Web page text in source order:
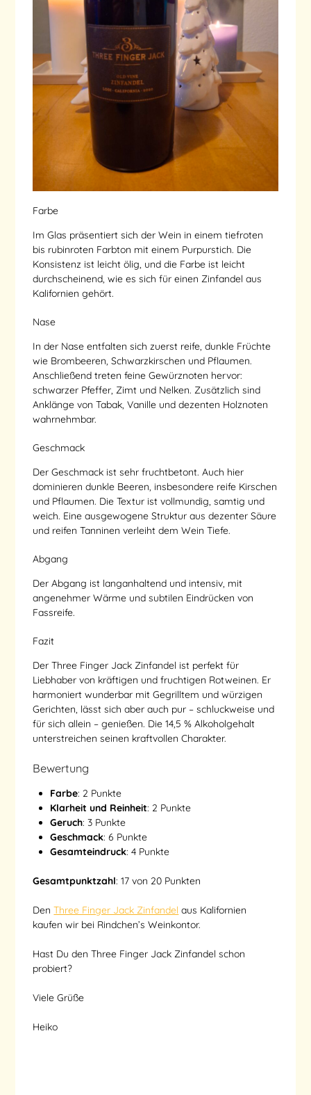
Farbe
Im Glas präsentiert sich der Wein in einem tiefroten
bis rubinroten Farbton mit einem Purpurstich. Die
Konsistenz ist leicht ölig, und die Farbe ist leicht
durchscheinend, wie es sich für einen Zinfandel aus
Kalifornien gehört.
Nase
In der Nase entfalten sich zuerst reife, dunkle Früchte
wie Brombeeren, Schwarzkirschen und Pflaumen.
Anschließend treten feine Gewürznoten hervor:
schwarzer Pfeffer, Zimt und Nelken. Zusätzlich sind
Anklänge von Tabak, Vanille und dezenten Holznoten
wahrnehmbar.
Geschmack
Der Geschmack ist sehr fruchtbetont. Auch hier
dominieren dunkle Beeren, insbesondere reife Kirschen
und Pflaumen. Die Textur ist vollmundig, samtig und
weich. Eine ausgewogene Struktur aus dezenter Säure
und reifen Tanninen verleiht dem Wein Tiefe.
Abgang
Der Abgang ist langanhaltend und intensiv, mit
angenehmer Wärme und subtilen Eindrücken von
Fassreife.
Fazit
Der Three Finger Jack Zinfandel ist perfekt für
Liebhaber von kräftigen und fruchtigen Rotweinen. Er
harmoniert wunderbar mit Gegrilltem und würzigen
Gerichten, lässt sich aber auch pur – schluckweise und
für sich allein – genießen. Die 14,5 % Alkoholgehalt
unterstreichen seinen kraftvollen Charakter.
Bewertung
Farbe: 2 Punkte
Klarheit und Reinheit: 2 Punkte
Geruch: 3 Punkte
Geschmack: 6 Punkte
Gesamteindruck: 4 Punkte
Gesamtpunktzahl: 17 von 20 Punkten
DenThree Finger Jack Zinfandel aus Kalifornien
kaufen wir bei Rindchen’s Weinkontor.
Hast Du den Three Finger Jack Zinfandel schon
probiert?
Viele Grüße
Heiko